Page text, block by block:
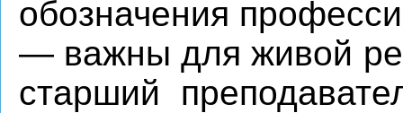
обозначения
— важны для живой
старший